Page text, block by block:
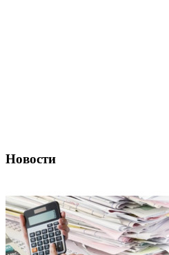
Новости